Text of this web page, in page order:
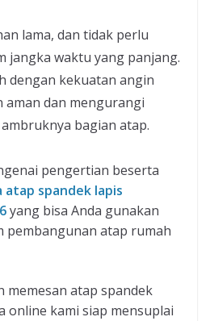
lama, dan tidak perlu
jangka waktu yang panjang.
dengan kekuatan angin
aman dan mengurangi
bagian atap.
pengertian beserta
atap spandek lapis
yang bisa Anda gunakan
pembangunan atap rumah
memesan atap spandek
online kami siap mensuplai